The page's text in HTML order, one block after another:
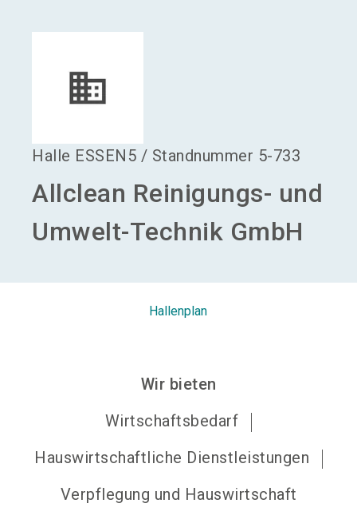
Halle ESSEN5 / Standnummer 5-733
Allclean Reinigungs- und
Umwelt-Technik GmbH
Hallenplan
Wir bieten
Wirtschaftsbedarf
Hauswirtschaftliche Dienstleistungen
Verpflegung und Hauswirtschaft